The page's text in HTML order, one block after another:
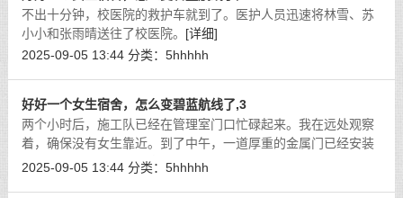
不出十分钟，校医院的救护车就到了。医护人员迅速将林雪、苏
小小和张雨晴送往了校医院。 [详细]
2025-09-05 13:44 分类： 5hhhhh
好好一个女生宿舍，怎么变碧蓝航线了,3
两个小时后，施工队已经在管理室门口忙碌起来。我在远处观察
着，确保没有女生靠近。到了中午，一道厚重的金属门已经安装
完毕，配备了最先进的密码锁和人脸识别系统。
2025-09-05 13:44 分类： 5hhhhh